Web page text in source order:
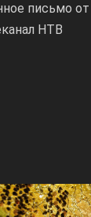
письмо
НТВ